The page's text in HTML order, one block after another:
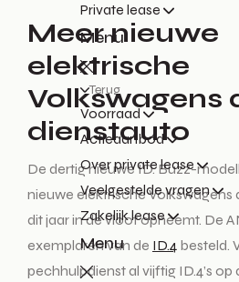
Private lease
Menu
Terug
Voorraad
Actieaanbod
Over private lease
Veelgestelde vragen
Zakelijk lease
Menu
Meer nieuwe
elektrische
Volkswagens
dienstauto
De dertig nieuwe ID. Buzz-
nieuwe elektrische
dit jaar in de vloot opneemt. De
exemplaren van de ID.4 besteld.
pechhulpdienst al vijftig ID.4’s